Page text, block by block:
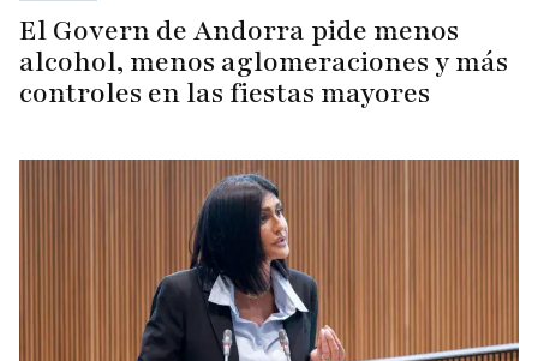
El Govern de Andorra pide menos
alcohol, menos aglomeraciones y más
controles en las fiestas mayores